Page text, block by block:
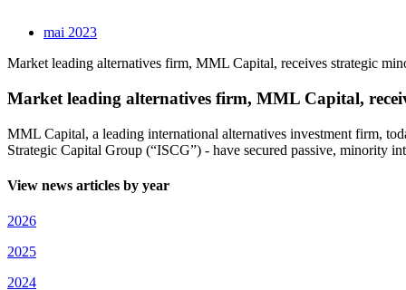
mai 2023
Market leading alternatives firm, MML Capital, receives strategic
Market leading alternatives firm, MML Capital,
MML Capital, a leading international alternatives investment firm,
Strategic Capital Group (“ISCG”) - have secured passive, minority
View news articles by year
2026
2025
2024